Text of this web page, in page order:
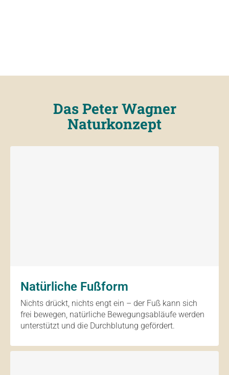
Das Peter Wagner
Naturkonzept
Natürliche Fußform
Nichts drückt, nichts engt ein – der Fuß kann sich
frei bewegen, natürliche Bewegungsabläufe werden
unterstützt und die Durchblutung gefördert.